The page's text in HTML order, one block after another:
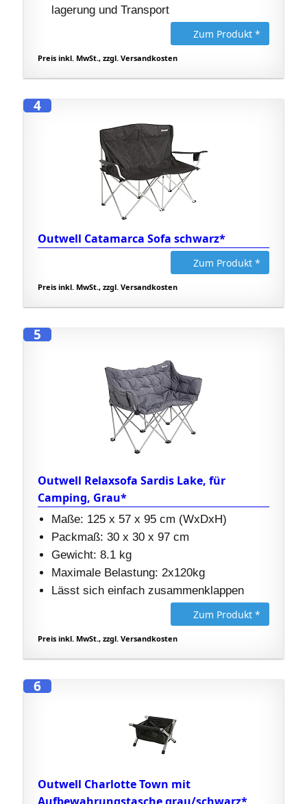
lagerung und Transport
Zum Produkt *
Preis inkl. MwSt., zzgl. Versandkosten
4
Outwell Catamarca Sofa schwarz*
Zum Produkt *
Preis inkl. MwSt., zzgl. Versandkosten
5
Outwell Relaxsofa Sardis Lake, für
Camping, Grau*
Maße: 125 x 57 x 95 cm (WxDxH)
Packmaß: 30 x 30 x 97 cm
Gewicht: 8.1 kg
Maximale Belastung: 2x120kg
Lässt sich einfach zusammenklappen
Zum Produkt *
Preis inkl. MwSt., zzgl. Versandkosten
6
Outwell Charlotte Town mit